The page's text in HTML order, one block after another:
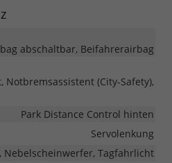
abschaltbar, Beifahrerairbag
Notbremsassistent (City-Safety),
Park Distance Control hinten
Servolenkung
Nebelscheinwerfer, Tagfahrlicht